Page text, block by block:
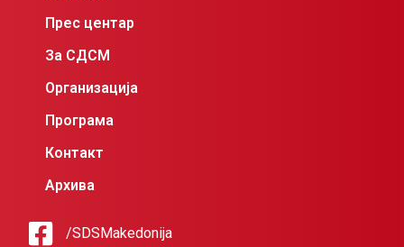
Прес центар
За СДСМ
Организација
Програма
Контакт
Архива
/SDSMakedonija